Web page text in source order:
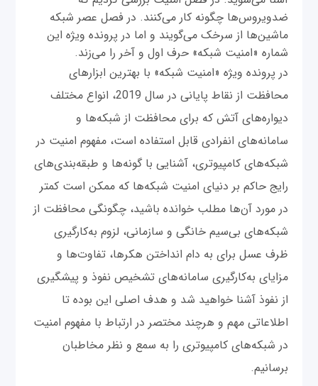
ضدویروس‌ها چگونه کار می‌‌کنند. در فصل عصر شبکه
ماشین‌ها از سرخک می‌گویند و اما در پرونده ویژه این
شماره «امنیت شبکه» حرف اول و آخر را می‌زند.
در پرونده ویژه «امنیت شبکه» با بهترین ابزارهای
محافظت از نقاط پایانی در سال 2019، انواع مختلف
دیواره‌های آتش که برای محافظت از شبکه‌ها و
سامانه‌های انفرادی قابل استفاده است، مفهوم امنیت در
شبکه‌های کامپیوتری، آشنایی با گونه‌ها و طبقه‌بندی‌های
رایج حاکم بر دنیای امنیت شبکه‌ها که ممکن است کمتر
در مورد آن‌ها مطلب خوانده باشید، چگونگی محافظت از
شبکه‌های بی‌سیم خانگی و سازمانی، لزوم به‌کارگیری
ظرف عسل برای به دام انداختن هکرها، تفاوت‌ها و
مزایای به‌کارگیری سامانه‌های تشخیص نفوذ و پیشگیری
از نفوذ آشنا خواهید شد و هدف اصلی این بوده تا
اطلاعاتی مهم و هرچند مختصر در ارتباط با مفهوم امنیت
در شبکه‌های کامپیوتری را به سمع و نظر مخاطبان
برسانیم.